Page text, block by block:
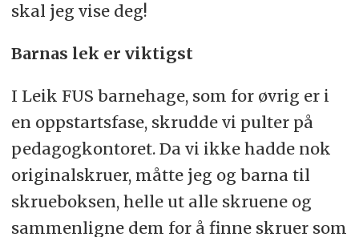
skal jeg vise deg!
Barnas lek er viktigst
I Leik FUS barnehage, som for øvrig er i
en oppstartsfase, skrudde vi pulter på
pedagogkontoret. Da vi ikke hadde nok
originalskruer, måtte jeg og barna til
skrueboksen, helle ut alle skruene og
sammenligne dem for å finne skruer som